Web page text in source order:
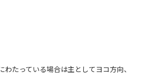
わたっている場合は主としてヨコ方向、